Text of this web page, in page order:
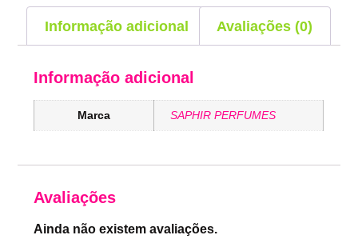
Informação adicional Avaliações (0)
Informação adicional
Marca SAPHIR PERFUMES
Avaliações
Ainda não existem avaliações.